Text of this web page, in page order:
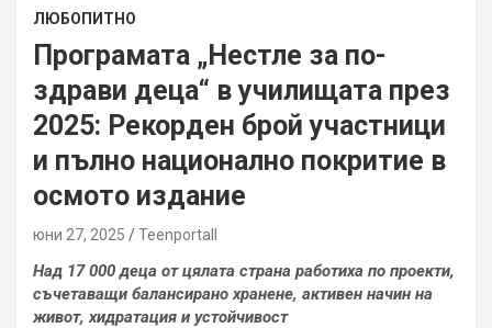
ЛЮБОПИТНО
Програмата „Нестле за по-
здрави деца“ в училищата през
2025: Рекорден брой участници
и пълно национално покритие в
осмото издание
юни 27, 2025 Teenportall
Над 17 000 деца от цялата страна работиха по проекти,
съчетаващи балансирано хранене, активен начин на
живот, хидратация и устойчивост